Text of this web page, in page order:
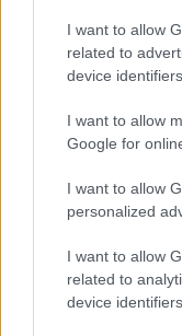
I want to allow
related to
device
I want to allow
Google for
I want to allow
personalized
I want to allow
related to
device
Ziņojumi par
vienlaikus
jāapmeklē. Tikai
šeit sniegtajām
medicīnisku
vienmēr
profesionālu
sniedzēju.
Jaunākās ziņas